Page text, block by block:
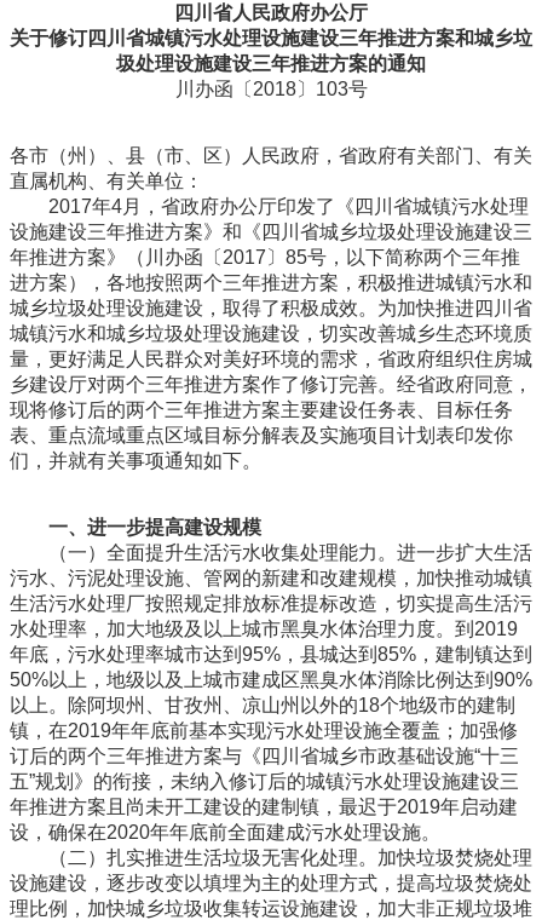
四川省人民政府办公厅
关于修订四川省城镇污水处理设施建设三年推进方案和城乡垃
圾处理设施建设三年推进方案的通知
川办函〔2018〕103号
各市（州）、县（市、区）人民政府，省政府有关部门、有关
直属机构、有关单位：
2017年4月，省政府办公厅印发了《四川省城镇污水处理
设施建设三年推进方案》和《四川省城乡垃圾处理设施建设三
年推进方案》（川办函〔2017〕85号，以下简称两个三年推
进方案），各地按照两个三年推进方案，积极推进城镇污水和
城乡垃圾处理设施建设，取得了积极成效。为加快推进四川省
城镇污水和城乡垃圾处理设施建设，切实改善城乡生态环境质
量，更好满足人民群众对美好环境的需求，省政府组织住房城
乡建设厅对两个三年推进方案作了修订完善。经省政府同意，
现将修订后的两个三年推进方案主要建设任务表、目标任务
表、重点流域重点区域目标分解表及实施项目计划表印发你
们，并就有关事项通知如下。
一、进一步提高建设规模
（一）全面提升生活污水收集处理能力。进一步扩大生活
污水、污泥处理设施、管网的新建和改建规模，加快推动城镇
生活污水处理厂按照规定排放标准提标改造，切实提高生活污
水处理率，加大地级及以上城市黑臭水体治理力度。到2019
年底，污水处理率城市达到95%，县城达到85%，建制镇达到
50%以上，地级以及上城市建成区黑臭水体消除比例达到90%
以上。除阿坝州、甘孜州、凉山州以外的18个地级市的建制
镇，在2019年年底前基本实现污水处理设施全覆盖；加强修
订后的两个三年推进方案与《四川省城乡市政基础设施“十三
五”规划》的衔接，未纳入修订后的城镇污水处理设施建设三
年推进方案且尚未开工建设的建制镇，最迟于2019年启动建
设，确保在2020年年底前全面建成污水处理设施。
（二）扎实推进生活垃圾无害化处理。加快垃圾焚烧处理
设施建设，逐步改变以填埋为主的处理方式，提高垃圾焚烧处
理比例，加快城乡垃圾收集转运设施建设，加大非正规垃圾堆